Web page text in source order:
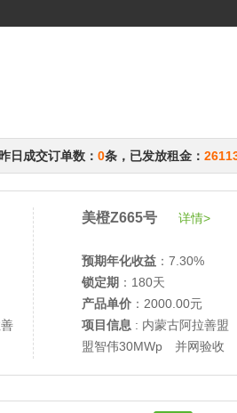
日成交订单数： 0条，已发放租金：
美橙Z665号 详情>
预期年化收益 ：7.30%
锁定期 ：180天
产品单价 ：2000.00元
项目信息 : 内蒙古阿拉善
盟智伟30MWp 并网验收